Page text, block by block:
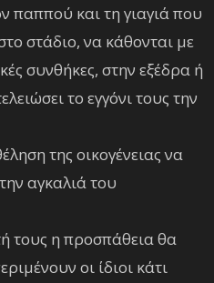
παππού και τη γιαγιά που
στάδιο, να κάθονται με
συνθήκες, στην εξέδρα ή
το εγγόνι τους την
της οικογένειας να
αγκαλιά του
τους η προσπάθεια θα
οι ίδιοι κάτι